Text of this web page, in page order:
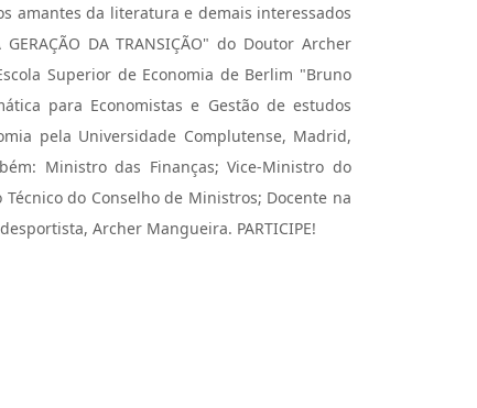
amantes da literatura e demais interessados
DA TRANSIÇÃO" do Doutor Archer
Superior de Economia de Berlim "Bruno
para Economistas e Gestão de estudos
pela Universidade Complutense, Madrid,
Ministro das Finanças; Vice-Ministro do
do Conselho de Ministros; Docente na
Archer Mangueira. PARTICIPE!